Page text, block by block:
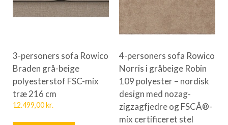
3-personers sofa Rowico
Braden grå-beige
polyesterstof FSC-mix
træ 216 cm
12.499,00kr.
4-personers sofa Rowico
Norris i gråbeige Robin
109 polyester – nordisk
design med nozag-
zigzagfjedre og FSCÂ®-
mix certificeret stel